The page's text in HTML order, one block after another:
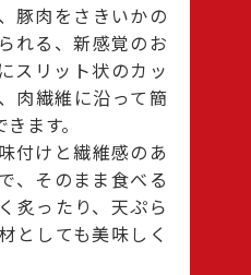
豚肉をさきいかの
れる、新感覚のお
スリット状のカッ
肉繊維に沿って簡
ます。
付けと繊維感のあ
、そのまま食べる
炙ったり、天ぷら
としても美味しく